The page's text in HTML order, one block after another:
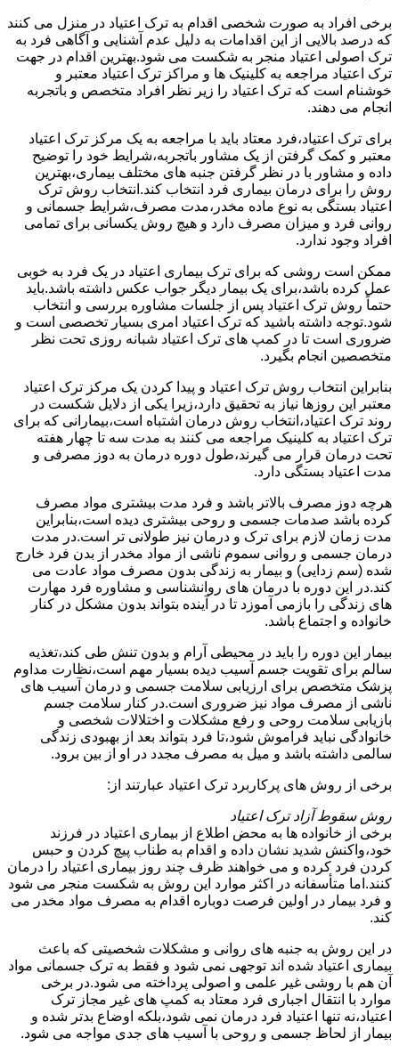
برخی افراد به صورت شخصی اقدام به ترک اعتیاد در منزل می کنند
که درصد بالایی از این اقدامات به دلیل عدم آشنایی و آگاهی فرد به
ترک اصولی اعتیاد منجر به شکست می شود.بهترین اقدام در جهت
ترک اعتیاد مراجعه به کلینیک ها و مراکز ترک اعتیاد معتبر و
خوشنام است که ترک اعتیاد را زیر نظر افراد متخصص و باتجربه
انجام می دهند.
برای ترک اعتیاد،فرد معتاد باید با مراجعه به یک مرکز ترک اعتیاد
معتبر و کمک گرفتن از یک مشاور باتجربه،شرایط خود را توضیح
داده و مشاور با در نظر گرفتن جنبه های مختلف بیماری،بهترین
روش را برای درمان بیماری فرد انتخاب کند.انتخاب روش ترک
اعتیاد بستگی به نوع ماده مخدر،مدت مصرف،شرایط جسمانی و
روانی فرد و میزان مصرف دارد و هیچ روش یکسانی برای تمامی
افراد وجود ندارد.
ممکن است روشی که برای ترک بیماری اعتیاد در یک فرد به خوبی
عمل کرده باشد،برای یک بیمار دیگر جواب عکس داشته باشد.باید
حتماً روش ترک اعتیاد پس از جلسات مشاوره بررسی و انتخاب
شود.توجه داشته باشید که ترک اعتیاد امری بسیار تخصصی است و
ضروری است تا در کمپ های ترک اعتیاد شبانه روزی تحت نظر
متخصصین انجام بگیرد.
بنابراین انتخاب روش ترک اعتیاد و پیدا کردن یک مرکز ترک اعتیاد
معتبر این روزها نیاز به تحقیق دارد،زیرا یکی از دلایل شکست در
روند ترک اعتیاد،انتخاب روش درمان اشتباه است،بیمارانی که برای
ترک اعتیاد به کلینیک مراجعه می کنند به مدت سه تا چهار هفته
تحت درمان قرار می گیرند،طول دوره درمان به دوز مصرفی و
مدت اعتیاد بستگی دارد.
هرچه دوز مصرف بالاتر باشد و فرد مدت بیشتری مواد مصرف
کرده باشد صدمات جسمی و روحی بیشتری دیده است،بنابراین
مدت زمان لازم برای ترک و درمان نیز طولانی تر است.در مدت
درمان جسمی و روانی سموم ناشی از مواد مخدر از بدن فرد خارج
شده (سم زدایی) و بیمار به زندگی بدون مصرف مواد عادت می
کند.در این دوره با درمان های روانشناسی و مشاوره فرد مهارت
های زندگی را بازمی آموزد تا در آینده بتواند بدون مشکل در کنار
خانواده و اجتماع باشد.
بیمار این دوره را باید در محیطی آرام و بدون تنش طی کند،تغذیه
سالم برای تقویت جسم آسیب دیده بسیار مهم است،نظارت مداوم
پزشک متخصص برای ارزیابی سلامت جسمی و درمان آسیب های
ناشی از مصرف مواد نیز ضروری است.در کنار سلامت جسم
بازیابی سلامت روحی و رفع مشکلات و اختلالات شخصی و
خانوادگی نباید فراموش شود،تا فرد بتواند بعد از بهبودی زندگی
سالمی داشته باشد و میل به مصرف مجدد در او از بین برود.
برخی از روش های پرکاربرد ترک اعتیاد عبارتند از:
روش سقوط آزاد ترک اعتیاد
برخی از خانواده ها به محض اطلاع از بیماری اعتیاد در فرزند
خود،واکنش شدید نشان داده و اقدام به طناب پیچ کردن و حبس
کردن فرد کرده و می خواهند ظرف چند روز بیماری اعتیاد را درمان
کنند.اما متأسفانه در اکثر موارد این روش به شکست منجر می شود
و فرد بیمار در اولین فرصت دوباره اقدام به مصرف مواد مخدر می
کند.
در این روش به جنبه های روانی و مشکلات شخصیتی که باعث
بیماری اعتیاد شده اند توجهی نمی شود و فقط به ترک جسمانی مواد
آن هم با روشی غیر علمی و اصولی پرداخته می شود.در برخی
موارد با انتقال اجباری فرد معتاد به کمپ های غیر مجاز ترک
اعتیاد،نه تنها اعتیاد فرد درمان نمی شود،بلکه اوضاع بدتر شده و
بیمار از لحاظ جسمی و روحی با آسیب های جدی مواجه می شود.